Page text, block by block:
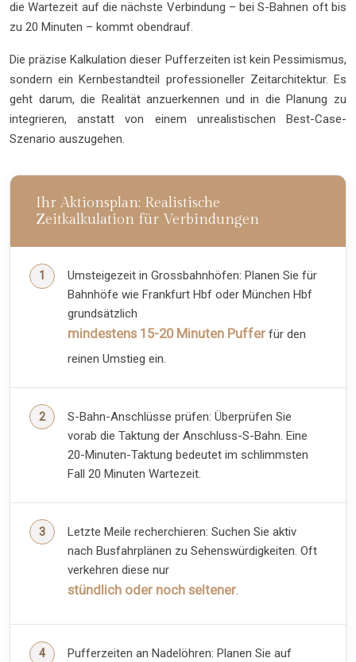
die Wartezeit auf die nächste Verbindung – bei S-Bahnen oft bis
zu 20 Minuten – kommt obendrauf.
Die präzise Kalkulation dieser Pufferzeiten ist kein Pessimismus,
sondern ein Kernbestandteil professioneller Zeitarchitektur. Es
geht darum, die Realität anzuerkennen und in die Planung zu
integrieren, anstatt von einem unrealistischen Best-Case-
Szenario auszugehen.
Ihr Aktionsplan: Realistische
Zeitkalkulation für Verbindungen
Umsteigezeit in Grossbahnhöfen: Planen Sie für
Bahnhöfe wie Frankfurt Hbf oder München Hbf
grundsätzlich
mindestens 15-20 Minuten Puffer für den
reinen Umstieg ein.
S-Bahn-Anschlüsse prüfen: Überprüfen Sie
vorab die Taktung der Anschluss-S-Bahn. Eine
20-Minuten-Taktung bedeutet im schlimmsten
Fall 20 Minuten Wartezeit.
Letzte Meile recherchieren: Suchen Sie aktiv
nach Busfahrplänen zu Sehenswürdigkeiten. Oft
verkehren diese nur
stündlich oder noch seltener
Pufferzeiten an Nadelöhren: Planen Sie auf